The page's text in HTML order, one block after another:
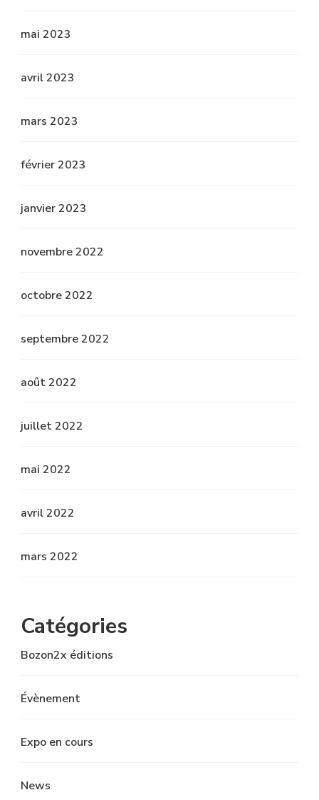
mai 2023
avril 2023
mars 2023
février 2023
janvier 2023
novembre 2022
octobre 2022
septembre 2022
août 2022
juillet 2022
mai 2022
avril 2022
mars 2022
Catégories
Bozon2x éditions
Évènement
Expo en cours
News